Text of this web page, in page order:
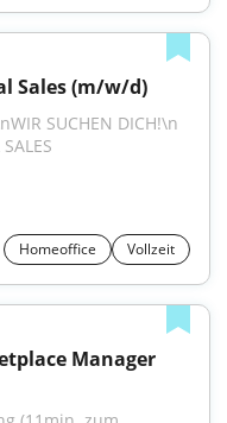
Sales (m/w/d)
SUCHEN DICH!\n
Homeoffice Vollzeit
Manager